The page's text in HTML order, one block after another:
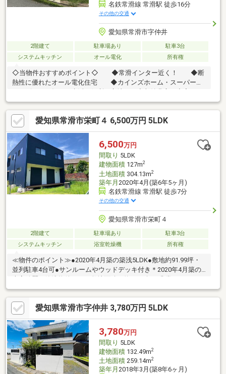
名鉄常滑線 常滑駅 徒歩16分
その他の交通
愛知県常滑市字仲井
2階建て 駐車場あり
駐車3台
システムキッチン
オール電化 所有権
◇当物件おすすめポイント◇ ◆常滑インター近く！ ◆断
熱性に優れたオール電化住宅 ◆カインズホーム・スーパー・
設備を是非ご見学ください！ ◆常滑東小エリア！ ・・・周
辺環境・・・ 常滑東小学校：512ｍ（徒歩7分） 常滑中学
校：2026ｍ（徒歩26分）●今から見たい！聞きたい！に スピ
ード対応可♪♪平日、土日いつでもOK●自己資金0円でも大丈夫！！
●まずはローンが通るか、知りたいだけでもOK☆●資料請求だ
け、話を聞くだけでもOK☆●自営業の方、転職後間もない方もお
任せください☆
愛知県常滑市栄町４ 6,500万円 5LDK
6,500万円
間取り 5LDK
建物面積127m2
土地面積304.13m2
築年月 2020年4月(築6年5ヶ月)
名鉄常滑線 常滑駅 徒歩7分
その他の交通
愛知県常滑市栄町４
2階建て 駐車場あり
駐車3台
システムキッチン
浴室乾燥機 所有権
≪物件のポイント≫●2020年4月築の築浅5LDK●敷地約91.99坪・
並列駐車4台可●サンルームやウッドデッキ付き＊2020年4月築の
あり、駐車場は並列で4台分を確保しています。20.1帖の広々とし
たLDKやサンルーム、ウッドデッキなど、ご家族で快適に過ごせ
る充実の設備が魅力で、商業活動も可能な邸宅です。≪周辺環境
のポイント≫●常滑駅まで徒歩7分の好立地●やきもの散歩道まで
徒歩5分●コンビニやスーパーが徒歩圏内＊常滑西小学校まで徒歩
9分、コンビニまで徒歩2分、周辺にはスーパーやドラッグストア
も多数！
愛知県常滑市字仲井 3,780万円 5LDK
3,780万円
間取り 5LDK
建物面積132.49m2
土地面積259.14m2
築年月 2018年3月(築8年6ヶ月)